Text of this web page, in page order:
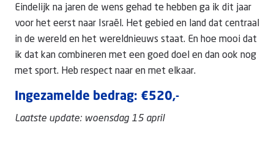
Eindelijk na jaren de wens gehad te hebben ga ik dit jaar
voor het eerst naar Israël. Het gebied en land dat centraal
in de wereld en het wereldnieuws staat. En hoe mooi dat
ik dat kan combineren met een goed doel en dan ook nog
met sport. Heb respect naar en met elkaar.
Ingezamelde bedrag: €520,-
Laatste update: woensdag 15 april